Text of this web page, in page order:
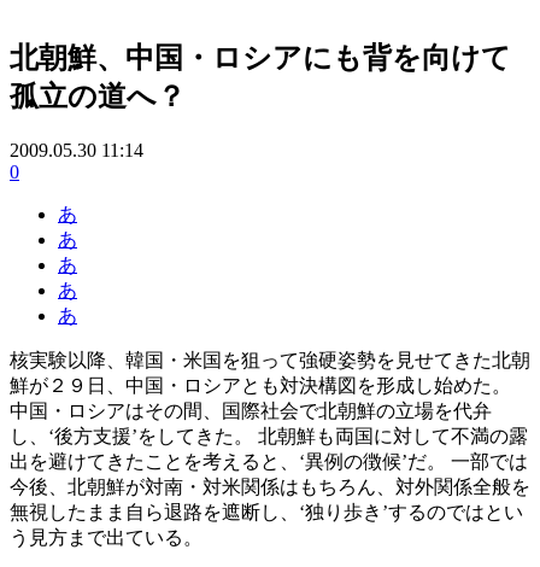
北朝鮮、中国・ロシアにも背を向けて
孤立の道へ？
2009.05.30 11:14
0
あ
あ
あ
あ
あ
核実験以降、韓国・米国を狙って強硬姿勢を見せてきた北朝
鮮が２９日、中国・ロシアとも対決構図を形成し始めた。
中国・ロシアはその間、国際社会で北朝鮮の立場を代弁
し、‘後方支援’をしてきた。 北朝鮮も両国に対して不満の露
出を避けてきたことを考えると、‘異例の徴候’だ。 一部では
今後、北朝鮮が対南・対米関係はもちろん、対外関係全般を
無視したまま自ら退路を遮断し、‘独り歩き’するのではとい
う見方まで出ている。